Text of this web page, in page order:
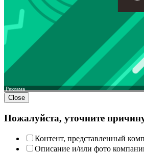
Реклама
Close
Пожалуйста, уточните
Контент, представленный
Описание и/или фото